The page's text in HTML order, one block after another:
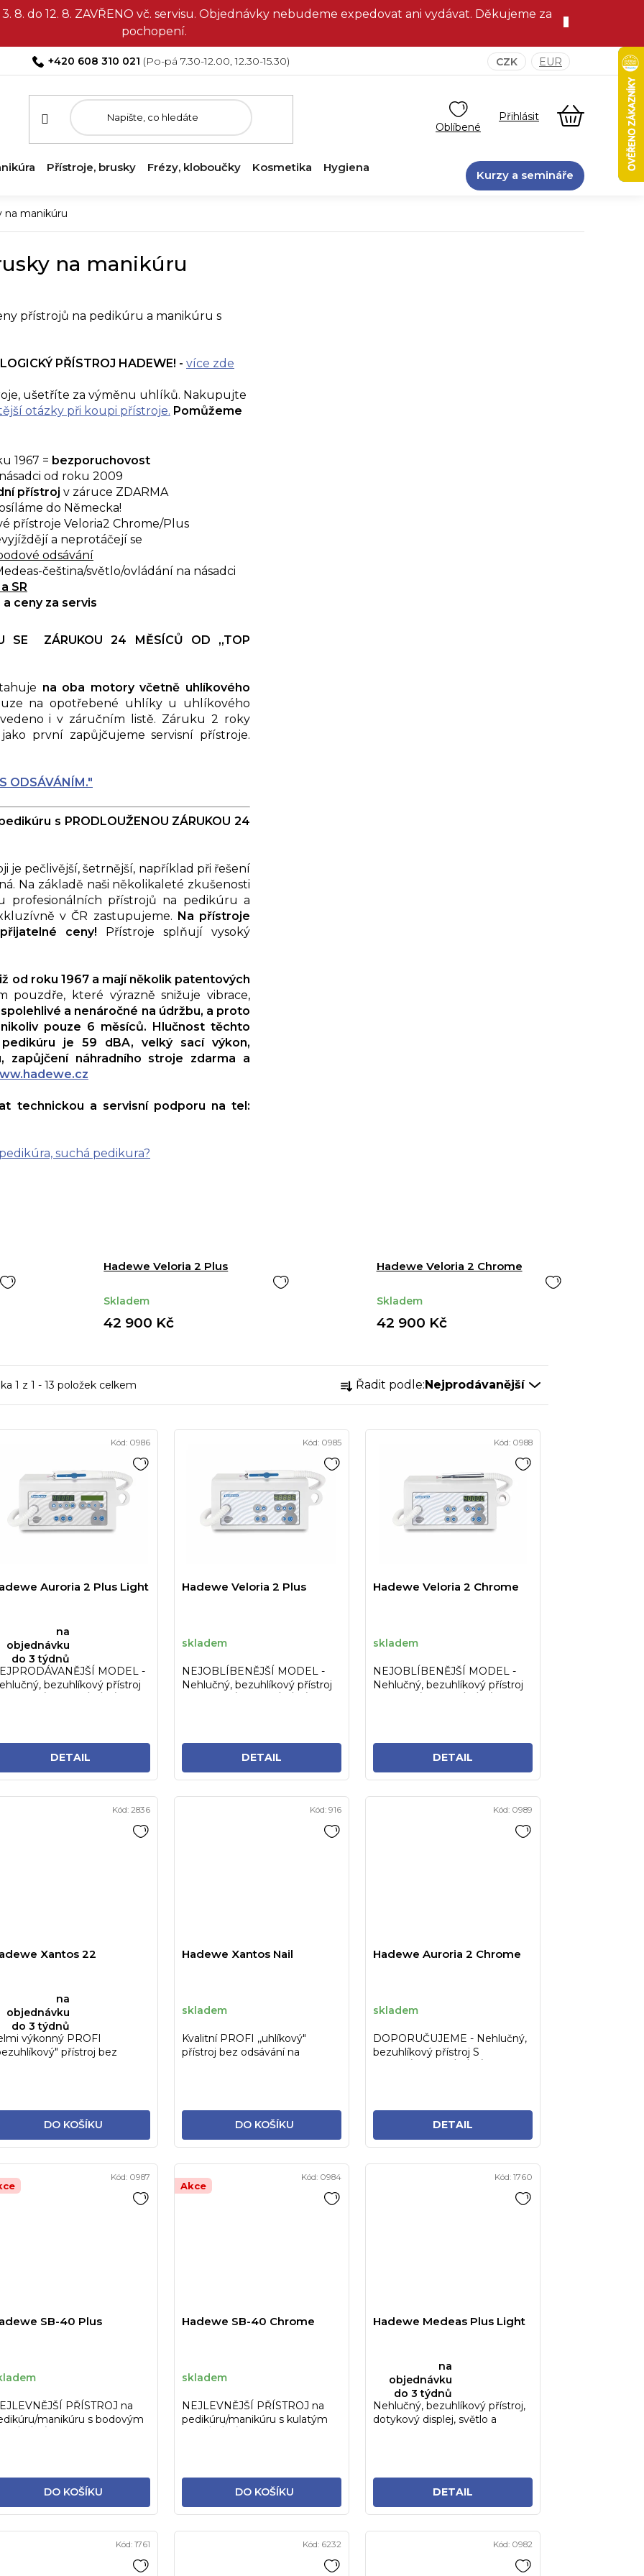
do 12. 8. ZAVŘENO vč. servisu. Objednávky nebudeme expedovat ani vydávat. Děkujeme za
pochopení.
+420 608 310 021 CZK EUR
NÁKUPNÍ
KOŠÍK
Přístroje, brusky Frézy, kloboučky Kosmetika
Hygiena
Kurzy a semináře
na manikúru
na manikúru
přístrojů na pedikúru a manikúru s
PŘÍSTROJ HADEWE! - více zde
ušetříte za výměnu uhlíků. Nakupujte
otázky při koupi přístroje. Pomůžeme
1967 = bezporuchovost
od roku 2009
přístroj v záruce ZDARMA
do Německa!
přístroje Veloria2 Chrome/Plus
a neprotáčejí se
odsávání
čeština/světlo/ovládání na násadci
SR
a ceny za servis
SE ZÁRUKOU 24 MĚSÍCŮ OD ,,TOP
na oba motory včetně uhlíkového
na opotřebené uhlíky u uhlíkového
i v záručním listě. Záruku 2 roky
první zapůjčujeme servisní přístroje.
ODSÁVÁNÍM."
s PRODLOUŽENOU ZÁRUKOU 24
je pečlivější, šetrnější, například při řešení
Na základě naši několikaleté zkušenosti
profesionálních přístrojů na pedikúru a
v ČR zastupujeme. Na přístroje
ceny! Přístroje splňují vysoký
od roku 1967 a mají několik patentových
které výrazně snižuje vibrace,
a nenáročné na údržbu, a proto
pouze 6 měsíců. Hlučnost těchto
je 59 dBA, velký sací výkon,
zapůjčení náhradního stroje zdarma a
technickou a servisní podporu na tel:
suchá pedikura?
Hadewe Veloria 2 Plus
Skladem
42 900 Kč
Hadewe Veloria 2 Chrome
Skladem
42 900 Kč
1 z 1 - 13 položek celkem
Ř
a
e
n
Řadit podle: Nejprodávanější
Auroria 2 Plus Light
na
objednávku
do 3 týdnů
DETAIL
MODEL -
bezuhlíkový přístroj
Kód: 0986
Hadewe Veloria 2 Plus
skladem
DETAIL
NEJOBLÍBENĚJŠÍ MODEL -
Nehlučný, bezuhlíkový přístroj
Kód: 0985
Hadewe Veloria 2 Chrome
skladem
DETAIL
NEJOBLÍBENĚJŠÍ MODEL -
Nehlučný, bezuhlíkový přístroj
Kód: 0988
Xantos 22
na
objednávku
do 3 týdnů
DO KOŠÍKU
výkonný PROFI
přístroj bez
Kód: 2836
Hadewe Xantos Nail
skladem
DO KOŠÍKU
Kvalitní PROFI ,,uhlíkový"
přístroj bez odsávání na
Kód: 916
Hadewe Auroria 2 Chrome
skladem
DETAIL
DOPORUČUJEME - Nehlučný,
bezuhlíkový přístroj S
Kód: 0989
SB-40 Plus
DO KOŠÍKU
PŘÍSTROJ na
manikúru s bodovým
Kód: 0987
Akce
Hadewe SB-40 Chrome
skladem
DO KOŠÍKU
NEJLEVNĚJŠÍ PŘÍSTROJ na
pedikúru/manikúru s kulatým
Kód: 0984
Hadewe Medeas Plus Light
na
objednávku
do 3 týdnů
DETAIL
Nehlučný, bezuhlíkový přístroj,
dotykový displej, světlo a
Kód: 1760
Kód: 1761 Kód: 6232 Kód: 0982